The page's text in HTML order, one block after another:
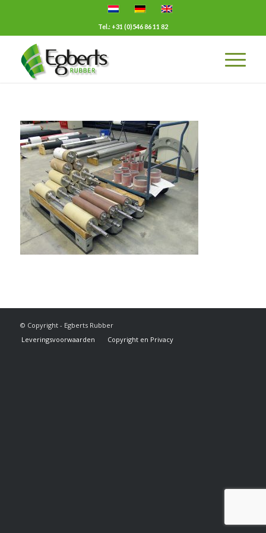
Tel.: +31 (0)546 86 11 82
© Copyright - Egberts Rubber
Leveringsvoorwaarden
Copyright en Privacy